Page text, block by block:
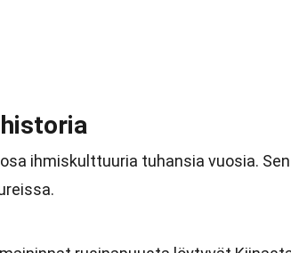
ihmiskulttuuria tuhansia vuosia.